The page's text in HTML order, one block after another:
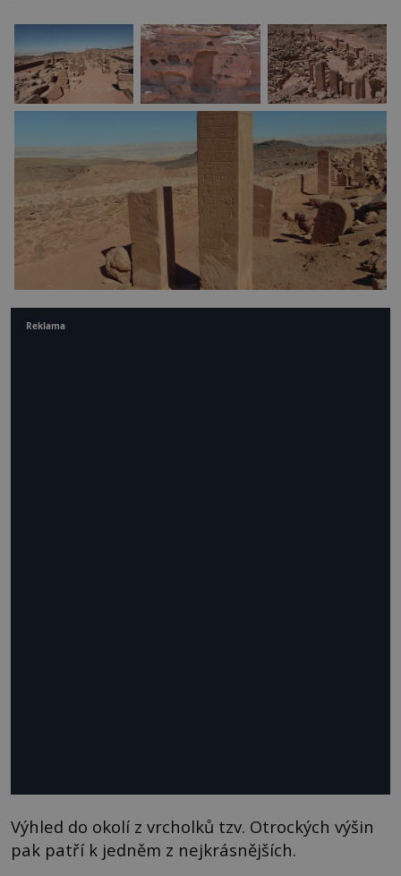
Výhled do okolí z vrcholků tzv. Otrockých výšin
pak patří k jedněm z nejkrásnějších.
Reklama